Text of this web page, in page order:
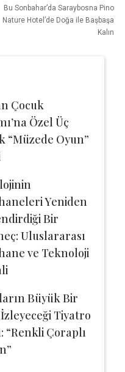
Bu Sonbahar’da Saraybosna Pino
Nature Hotel’de Doğa ile Başbaşa
Kalın
Çocuk
Özel Üç
“Müzede Oyun”
Yeniden
Bir
Uluslararası
ve Teknoloji
Büyük Bir
Tiyatro
“Renkli Çoraplı